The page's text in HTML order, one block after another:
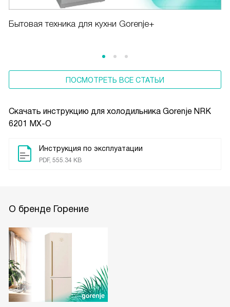
Скачать инструкцию для холодильника Gorenje NRK
6201 MX-O
Инструкция по эксплуатации
PDF, 555.34 KB
Бытовая техника для кухни Gorenje+
ПОСМОТРЕТЬ ВСЕ СТАТЬИ
О бренде Горение